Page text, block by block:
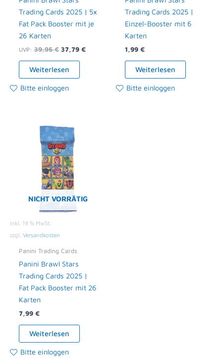
Trading Cards 2025 | 5x
Fat Pack Booster mit je
26 Karten
UVP: 39,95€ 37,79 €
Weiterlesen
Bitte einloggen
Trading Cards 2025 |
Einzel-Booster mit 6
Karten
1,99 €
Weiterlesen
Bitte einloggen
NICHT VORRÄTIG
inkl. 19 % MwSt.
zzgl. Versandkosten
Panini Trading Cards
Panini Brawl Stars
Trading Cards 2025 |
Fat Pack Booster mit 26
Karten
7,99 €
Weiterlesen
Bitte einloggen